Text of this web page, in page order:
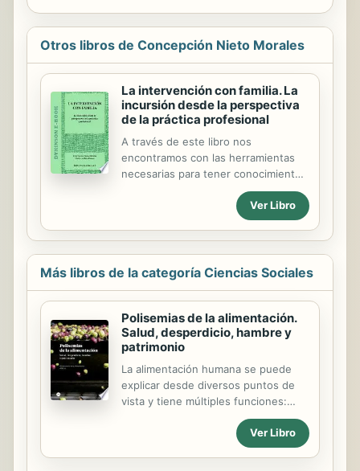
Otros libros de Concepción Nieto Morales
La intervención con familia. La
incursión desde la perspectiva
de la práctica profesional
A través de este libro nos
encontramos con las herramientas
necesarias para tener conocimiento
respecto a las soluciones y
alternativas ante problemas que
pueden aparecer en las familias
actuales teniendo en cuenta los
avances tecnológicos que se han
producido con la presencia cada vez
los ámbitos de la sociedad con sus
consecuencias positivas y negativas,
la incorporación cada vez mayor de la
mujer al ámbito laboral, el aumento
de la inmigración sobre todo en las
zonas costeras y la situación de
crisis económica que nos ha tocado
Ver Libro
Más libros de la categoría Ciencias Sociales
Polisemias de la alimentación.
Salud, desperdicio, hambre y
patrimonio
La alimentación humana se puede
explicar desde diversos puntos de
vista y tiene múltiples funciones:
satisface necesidades fisiológicas y
también deseos; la cocina identifica
culturalmente, señala un estatus
Ver Libro